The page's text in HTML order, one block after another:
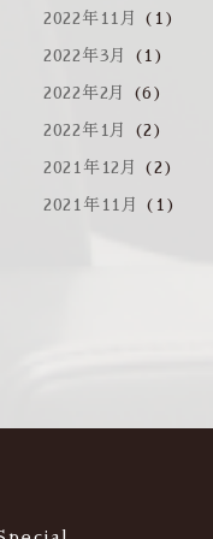
2022年11月 (1)
2022年3月 (1)
2022年2月 (6)
2022年1月 (2)
2021年12月 (2)
2021年11月 (1)